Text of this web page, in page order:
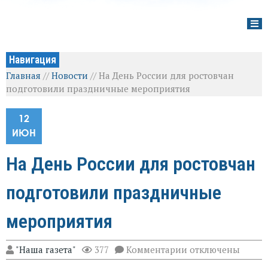
Навигация
Главная //Новости //На День России для ростовчан
подготовили праздничные мероприятия
12
ИЮН
На День России для ростовчан
подготовили праздничные
мероприятия
"Наша газета" 377 Комментарии к
записи
отключены